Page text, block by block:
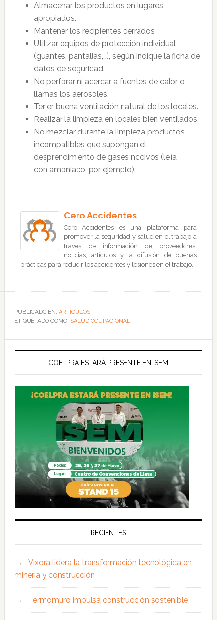
Almacenar los productos en lugares
apropiados.
Mantener los recipientes cerrados.
Utilizar equipos de protección individual
(guantes, pantallas,…), según indique la ficha de
datos de seguridad.
No perforar ni acercar a fuentes de calor o
llamas los aerosoles.
Tener buena ventilación natural de los locales.
Realizar la limpieza en locales bien ventilados.
No mezclar durante la limpieza productos
incompatibles que supongan el
desprendimiento de gases nocivos (lejía
con amoniaco, por ejemplo).
Cero Accidentes
Cero Accidentes es una plataforma para
promover la seguridad y salud en el trabajo a
través de información de proveedores,
noticias, artículos y la difusión de buenas
prácticas para reducir los accidentes y lesiones en el trabajo.
PUBLICADO EN: ARTÍCULOS
ETIQUETADO COMO: SALUD OCUPACIONAL
COELPRA ESTARÁ PRESENTE EN ISEM
RECIENTES
Vixora lidera la transformación tecnológica en
minería y construcción
Termomuro impulsa construcción sostenible